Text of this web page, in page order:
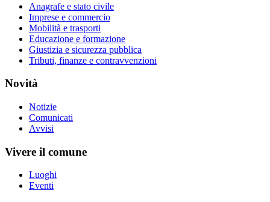
Anagrafe e stato civile
Imprese e commercio
Mobilità e trasporti
Educazione e formazione
Giustizia e sicurezza pubblica
Tributi, finanze e contravvenzioni
Novità
Notizie
Comunicati
Avvisi
Vivere il comune
Luoghi
Eventi